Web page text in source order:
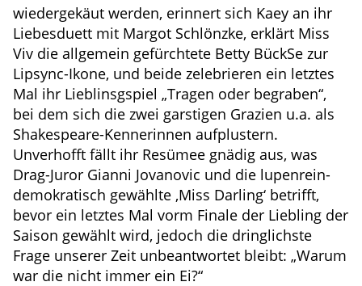
wiedergekäut werden, erinnert sich Kaey an ihr
Liebesduett mit Margot Schlönzke, erklärt Miss
Viv die allgemein gefürchtete Betty BückSe zur
Lipsync-Ikone, und beide zelebrieren ein letztes
Mal ihr Lieblinsgspiel „Tragen oder begraben“,
bei dem sich die zwei garstigen Grazien u.a. als
Shakespeare-Kennerinnen aufplustern.
Unverhofft fällt ihr Resümee gnädig aus, was
Drag-Juror Gianni Jovanovic und die lupenrein-
demokratisch gewählte ‚Miss Darling‘ betrifft,
bevor ein letztes Mal vorm Finale der Liebling der
Saison gewählt wird, jedoch die dringlichste
Frage unserer Zeit unbeantwortet bleibt: „Warum
war die nicht immer ein Ei?“